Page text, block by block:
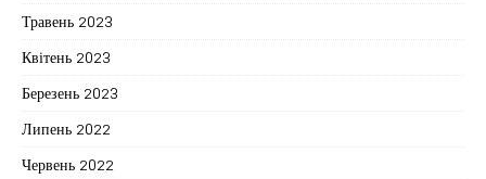
Травень 2023
Квітень 2023
Березень 2023
Липень 2022
Червень 2022